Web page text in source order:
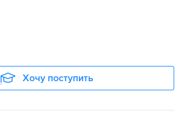
Хочу поступить